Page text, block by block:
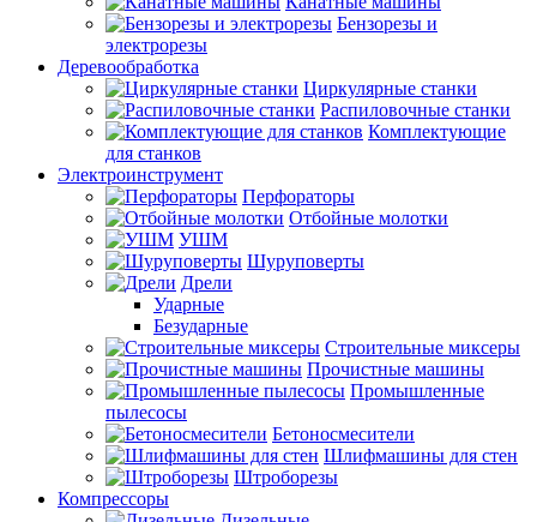
Бензорезы и
электрорезы
Деревообработка
Циркулярные станки
Распиловочные станки
Комплектующие
для станков
Электроинструмент
Перфораторы
Отбойные молотки
УШМ
Шуруповерты
Дрели
Ударные
Безударные
Строительные миксеры
Прочистные машины
Промышленные
пылесосы
Бетоносмесители
Шлифмашины для стен
Штроборезы
Компрессоры